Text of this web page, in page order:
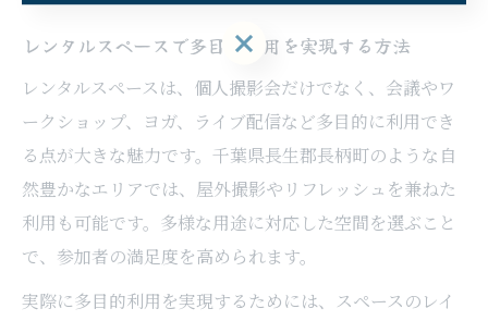
レンタルスペースで多目的利用を実現する方法
レンタルスペースは、個人撮影会だけでなく、会議やワ
ークショップ、ヨガ、ライブ配信など多目的に利用でき
る点が大きな魅力です。千葉県長生郡長柄町のような自
然豊かなエリアでは、屋外撮影やリフレッシュを兼ねた
利用も可能です。多様な用途に対応した空間を選ぶこと
で、参加者の満足度を高められます。
実際に多目的利用を実現するためには、スペースのレイ
ご予約はこちら